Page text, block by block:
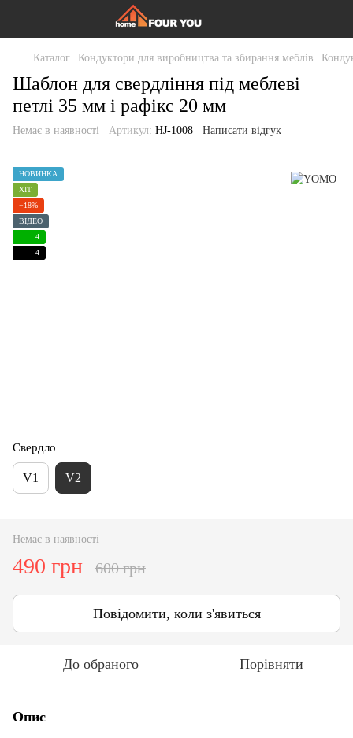
Каталог Кондуктори для виробництва та збирання меблів
Шаблон для свердління під меблеві
петлі 35 мм і рафікс 20 мм
Немає в наявності Артикул: HJ-1008 Написати відгук
НОВИНКА
ХІТ
−18%
ВІДЕО
4
4
Свердло
V1 V2
Немає в наявності
490 грн 600 грн
Повідомити, коли з'явиться
До обраного Порівняти
Опис